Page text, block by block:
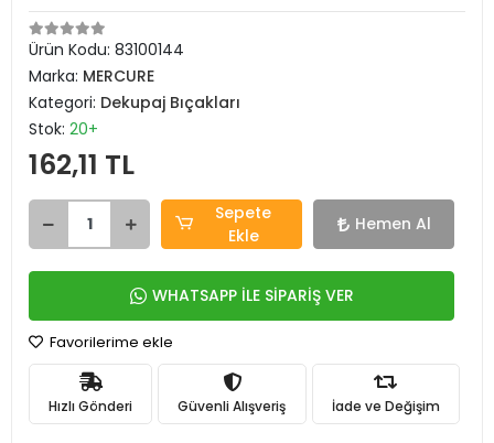
Ürün Kodu: 83100144
Marka: MERCURE
Kategori: Dekupaj Bıçakları
Stok: 20+
162,11 TL
Sepete
Ekle
Hemen Al
WHATSAPP İLE SİPARİŞ VER
Favorilerime ekle
Hızlı Gönderi Güvenli Alışveriş İade ve Değişim